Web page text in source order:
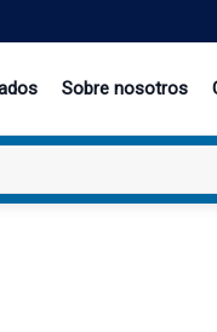
Sobre nosotros